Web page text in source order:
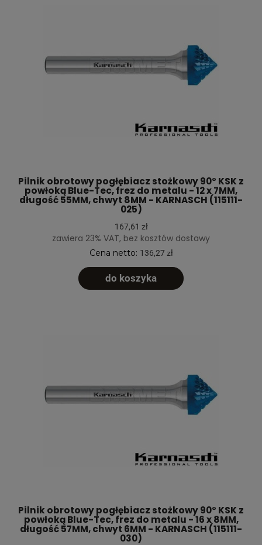
Pilnik obrotowy pogłębiacz stożkowy 90° KSK z
powłoką Blue-Tec, frez do metalu - 12 x 7MM,
długość 55MM, chwyt 8MM - KARNASCH (115111-
025)
167,61 zł
zawiera 23% VAT, bez kosztów dostawy
Cena netto: 136,27 zł
do koszyka
Pilnik obrotowy pogłębiacz stożkowy 90° KSK z
powłoką Blue-Tec, frez do metalu - 16 x 8MM,
długość 57MM, chwyt 6MM - KARNASCH (115111-
030)